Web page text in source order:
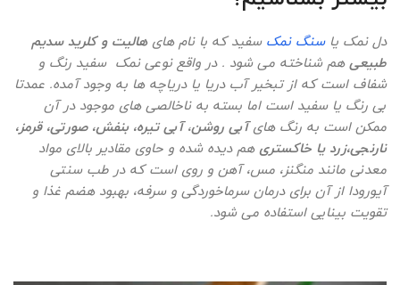
دل نمک یا سنگ نمک سفید که با نام هایهالیت و کلرید سدیم
طبیعیهم شناخته می شود . در واقع نوعی نمک سفید رنگ و
شفاف است که از تبخیر آب دریا یا دریاچه ها به وجود آمده. عمدتا
بی رنگ یا سفید است اما بسته به ناخالصی های موجود در آن
ممکن است به رنگ هایآبی روشن، آبی تیره، بنفش، صورتی، قرمز،
نارنجی،زرد یا خاکستریهم دیده شده و حاوی مقادیر بالای مواد
معدنی مانند منگنز، مس، آهن و روی است که در طب سنتی
آیورودا از آن برای درمان سرماخوردگی و سرفه، بهبود هضم غذا و
تقویت بینایی استفاده می شود.